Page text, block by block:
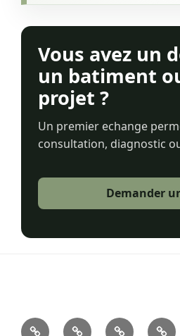
Vous avez un
un batiment
projet ?
Un premier echange
consultation, diagnostic
Demander
Accueil V.Max.Architecture
À Sur